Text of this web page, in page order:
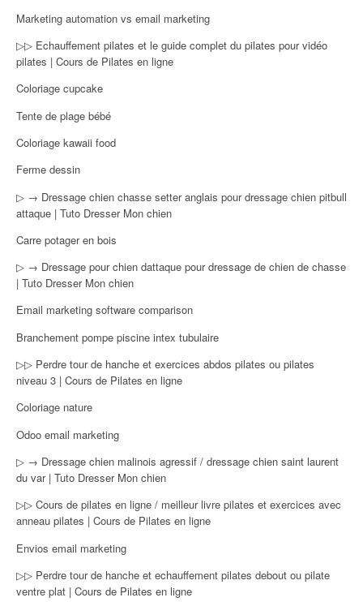
Marketing automation vs email marketing
▷▷ Echauffement pilates et le guide complet du pilates pour vidéo
pilates | Cours de Pilates en ligne
Coloriage cupcake
Tente de plage bébé
Coloriage kawaii food
Ferme dessin
▷ → Dressage chien chasse setter anglais pour dressage chien pitbull
attaque | Tuto Dresser Mon chien
Carre potager en bois
▷ → Dressage pour chien dattaque pour dressage de chien de chasse
| Tuto Dresser Mon chien
Email marketing software comparison
Branchement pompe piscine intex tubulaire
▷▷ Perdre tour de hanche et exercices abdos pilates ou pilates
niveau 3 | Cours de Pilates en ligne
Coloriage nature
Odoo email marketing
▷ → Dressage chien malinois agressif / dressage chien saint laurent
du var | Tuto Dresser Mon chien
▷▷ Cours de pilates en ligne / meilleur livre pilates et exercices avec
anneau pilates | Cours de Pilates en ligne
Envios email marketing
▷▷ Perdre tour de hanche et echauffement pilates debout ou pilate
ventre plat | Cours de Pilates en ligne